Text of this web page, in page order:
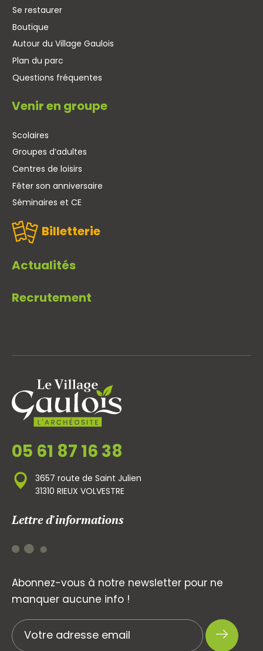
Se restaurer
Boutique
Autour du Village Gaulois
Plan du parc
Questions fréquentes
Venir en groupe
Scolaires
Groupes d’adultes
Centres de loisirs
Fêter son anniversaire
Séminaires et CE
Billetterie
Actualités
Recrutement
05 61 87 16 38
3657 route de Saint Julien
31310 RIEUX VOLVESTRE
Lettre d'informations
Abonnez-vous à notre newsletter pour ne
manquer aucune info !